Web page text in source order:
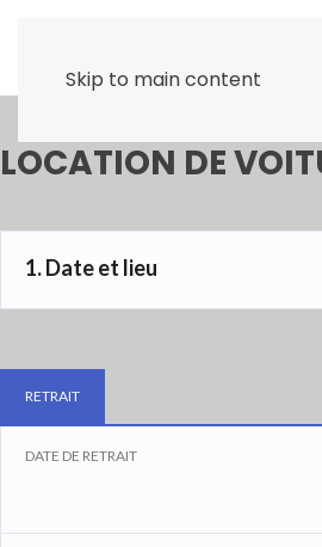
Skip to main content
LOCATION DE
1. Date et lieu
RETRAIT
DATE DE RETRAIT